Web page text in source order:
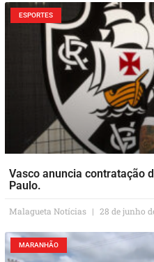
ESPORTES
Vasco anuncia contratação
Paulo.
Malagueta Notícias 28 de junho
MARANHÃO